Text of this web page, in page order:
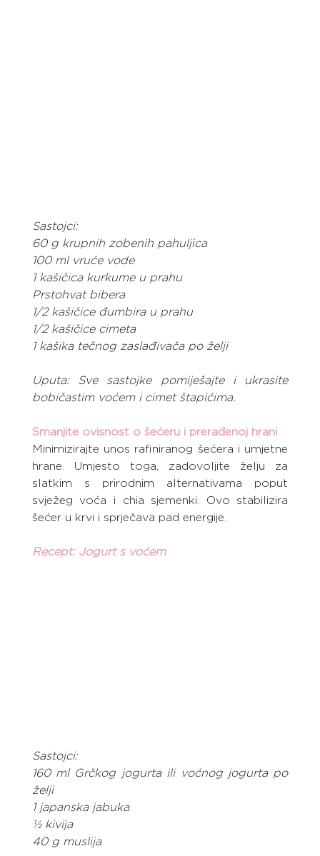
Sastojci:
60 g krupnih zobenih pahuljica
100 ml vruće vode
1 kašičica kurkume u prahu
Prstohvat bibera
1/2 kašičice đumbira u prahu
1/2 kašičice cimeta
1 kašika tečnog zaslađivača po želji
Uputa: Sve sastojke pomiješajte i ukrasite
bobičastim voćem i cimet štapićima.
Smanjite ovisnost o šećeru i prerađenoj hrani
Minimizirajte unos rafiniranog šećera i umjetne
hrane. Umjesto toga, zadovoljite želju za
slatkim s prirodnim alternativama poput
svježeg voća i chia sjemenki. Ovo stabilizira
šećer u krvi i sprječava pad energije.
Recept: Jogurt s voćem
Sastojci:
160 ml Grčkog jogurta ili voćnog jogurta po
želji
1 japanska jabuka
½ kivija
40 g muslija